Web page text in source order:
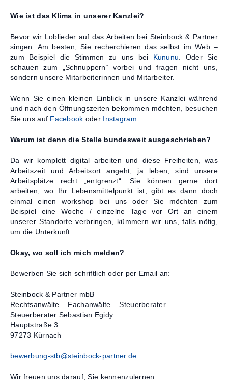
Wie ist das Klima in unserer Kanzlei?
Bevor wir Loblieder auf das Arbeiten bei Steinbock & Partner
singen: Am besten, Sie recherchieren das selbst im Web –
zum Beispiel die Stimmen zu uns bei Kununu . Oder Sie
schauen zum „Schnuppern“ vorbei und fragen nicht uns,
sondern unsere Mitarbeiterinnen und Mitarbeiter.
Wenn Sie einen kleinen Einblick in unsere Kanzlei während
und nach den Öffnungszeiten bekommen möchten, besuchen
Sie uns auf Facebook oder Instagram
Warum ist denn die Stelle bundesweit ausgeschrieben?
Da wir komplett digital arbeiten und diese Freiheiten, was
Arbeitszeit und Arbeitsort angeht, ja leben, sind unsere
Arbeitsplätze recht „entgrenzt“. Sie können gerne dort
arbeiten, wo Ihr Lebensmittelpunkt ist, gibt es dann doch
einmal einen workshop bei uns oder Sie möchten zum
Beispiel eine Woche / einzelne Tage vor Ort an einem
unserer Standorte verbringen, kümmern wir uns, falls nötig,
um die Unterkunft.
Okay, wo soll ich mich melden?
Bewerben Sie sich schriftlich oder per Email an:
Steinbock & Partner mbB
Rechtsanwälte – Fachanwälte – Steuerberater
Steuerberater Sebastian Egidy
Hauptstraße 3
97273 Kürnach
bewerbung-stb@steinbock-partner.de
Wir freuen uns darauf, Sie kennenzulernen.